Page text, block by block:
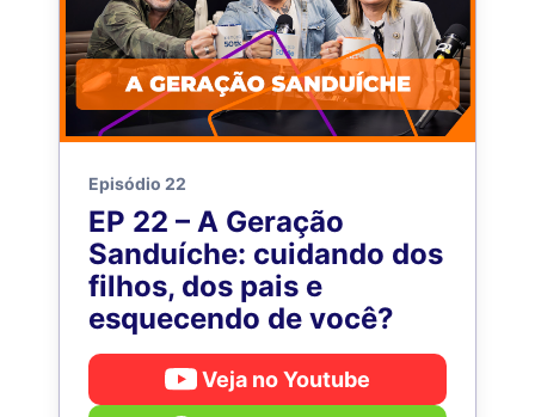
Episódio 22
EP 22 – A Geração
Sanduíche: cuidando dos
filhos, dos pais e
esquecendo de você?
Veja no Youtube